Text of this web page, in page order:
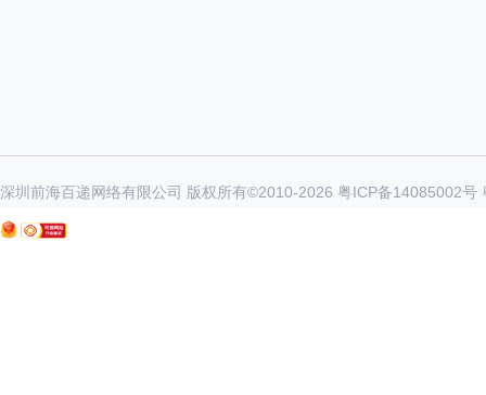
深圳前海百递网络有限公司 版权所有©2010-2026 粤ICP备14085002号